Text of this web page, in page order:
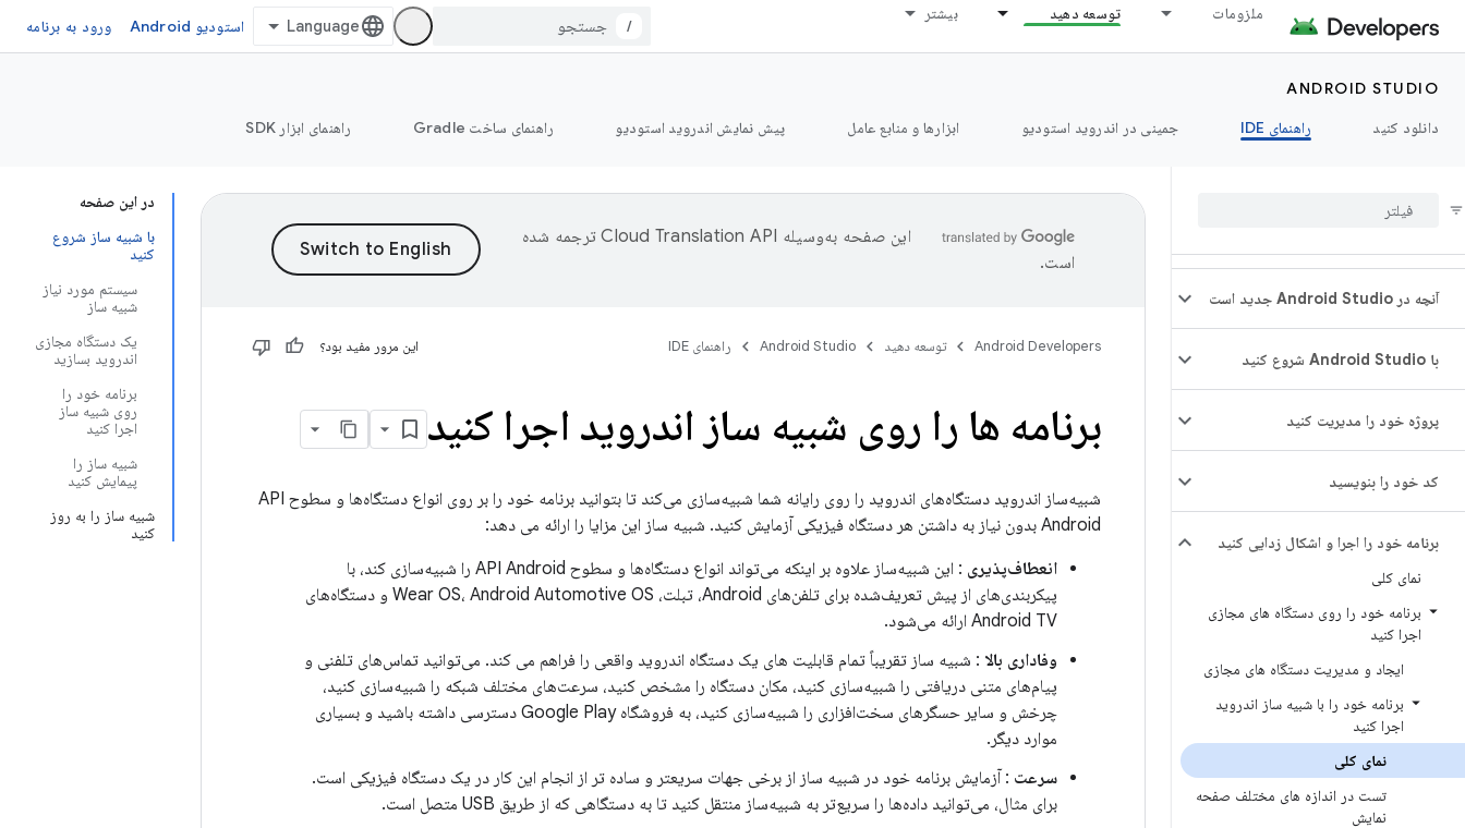
ملزومات توسعه دهید بیشتر
/ استودیو Android ورود به برنامه
ANDROID STUDIO
دانلود کنید
راهنمای IDE جمینی در اندروید استودیو ابزارها و منابع عامل پیش نمایش اندروید استودیو راهنمای ساخت Gradle راهنمای ابزار SDK
آنچه در Android Studio جدید است
با Android Studio شروع کنید
پروژه خود را مدیریت کنید
کد خود را بنویسید
برنامه خود را اجرا و اشکال زدایی کنید
نمای کلی
برنامه خود را روی دستگاه های مجازی
اجرا کنید
ایجاد و مدیریت دستگاه های مجازی
برنامه خود را با شبیه ساز اندروید
اجرا کنید
نمای کلی
تست در اندازه های مختلف صفحه
نمایش
در این صفحه
با شبیه ساز شروع
کنید
سیستم مورد نیاز
شبیه ساز
یک دستگاه مجازی
اندروید بسازید
برنامه خود را
روی شبیه ساز
اجرا کنید
شبیه ساز را
پیمایش کنید
شبیه ساز را به روز
کنید
این صفحه به‌وسیله
ترجمه شده
است.
Android Developers توسعه دهید Android Studio راهنمای IDE این مرور مفید بود؟
برنامه ها را روی شبیه ساز اندروید اجرا کنید
شبیه‌ساز اندروید دستگاه‌های اندروید را روی رایانه شما شبیه‌سازی می‌کند تا بتوانید برنامه خود را بر روی انواع دستگاه‌ها و سطوح API
Android بدون نیاز به داشتن هر دستگاه فیزیکی آزمایش کنید. شبیه ساز این مزایا را ارائه می دهد:
انعطاف‌پذیری
: این شبیه‌ساز علاوه بر اینکه می‌تواند انواع دستگاه‌ها و سطوح API Android را شبیه‌سازی کند، با
پیکربندی‌های از پیش تعریف‌شده برای تلفن‌های Android، تبلت، Wear OS، Android Automotive OS و دستگاه‌های
Android TV ارائه می‌شود.
وفاداری بالا : شبیه ساز تقریباً تمام قابلیت های یک دستگاه اندروید واقعی را فراهم می کند. می‌توانید تماس‌های تلفنی و
پیام‌های متنی دریافتی را شبیه‌سازی کنید، مکان دستگاه را مشخص کنید، سرعت‌های مختلف شبکه را شبیه‌سازی کنید،
چرخش و سایر حسگرهای سخت‌افزاری را شبیه‌سازی کنید، به فروشگاه Google Play دسترسی داشته باشید و بسیاری
موارد دیگر.
سرعت : آزمایش برنامه خود در شبیه ساز از برخی جهات سریعتر و ساده تر از انجام این کار در یک دستگاه فیزیکی است.
برای مثال، می‌توانید داده‌ها را سریع‌تر به شبیه‌ساز منتقل کنید تا به دستگاهی که از طریق USB متصل است.